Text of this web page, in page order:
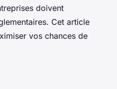
doivent
Cet article
vos chances de